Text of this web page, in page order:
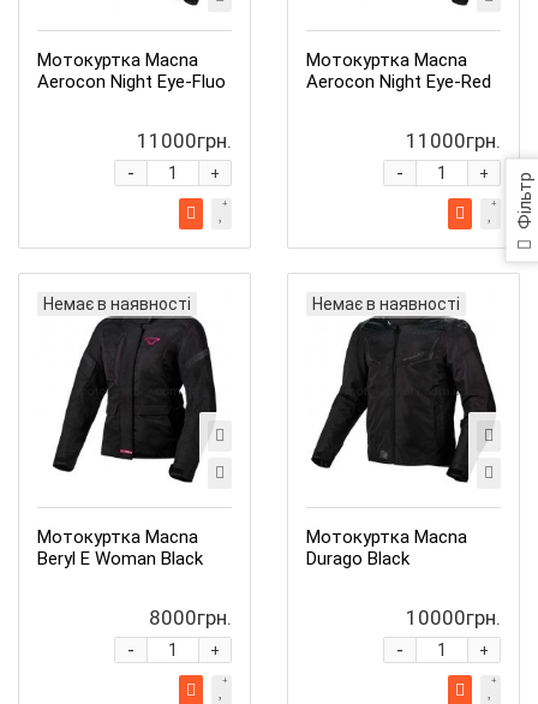
Фільтр
Мотокуртка Macna
Aerocon Night Eye-Fluo
11000грн.
+
-
Мотокуртка Macna
Aerocon Night Eye-Red
11000грн.
+
-
Немає в наявності
Мотокуртка Macna
Beryl E Woman Black
8000грн.
+
-
Немає в наявності
Мотокуртка Macna
Durago Black
10000грн.
+
-